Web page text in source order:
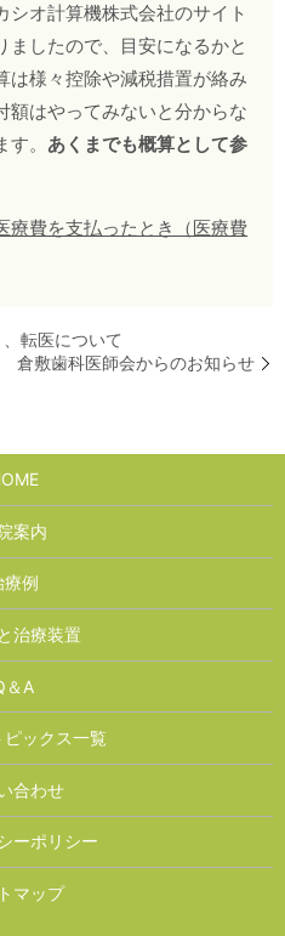
オ計算機株式会社のサイト
ましたので、目安になるかと
は様々控除や減税措置が絡み
額はやってみないと分からな
。 あくまでも概算として参
療費を支払ったとき（医療費
転医について
倉敷歯科医師会からのお知らせ
案内
療例
治療装置
＆A
ピックス一覧
合わせ
ーポリシー
マップ